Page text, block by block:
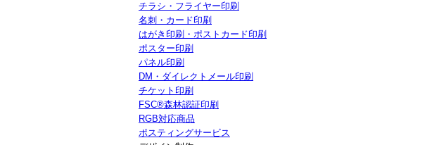
チラシ・フライヤー印刷
名刺・カード印刷
はがき印刷・ポストカード印刷
ポスター印刷
パネル印刷
DM・ダイレクトメール印刷
チケット印刷
FSC®森林認証印刷
RGB対応商品
ポスティングサービス